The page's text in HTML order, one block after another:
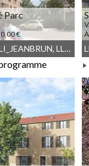
Parc
€
173 250,00 €
Droit commun, LLI_JEANBRUN, LLI, JEANBRUN, Meublé non géré